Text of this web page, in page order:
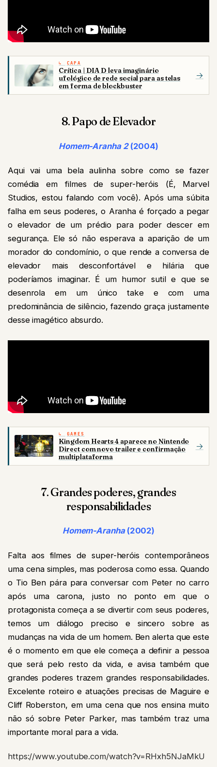
CAPA
Crítica | DIA D leva imaginário
ufológico de rede social para as telas
em forma de blockbuster
→
8. Papo de Elevador
Homem-Aranha 2(2004)
Aqui vai uma bela aulinha sobre como se fazer
comédia em filmes de super-heróis (É, Marvel
Studios, estou falando com você). Após uma súbita
falha em seus poderes, o Aranha é forçado a pegar
o elevador de um prédio para poder descer em
segurança. Ele só não esperava a aparição de um
morador do condomínio, o que rende a conversa de
elevador mais desconfortável e hilária que
poderíamos imaginar. É um humor sutil e que se
desenrola em um único take e com uma
predominância de silêncio, fazendo graça justamente
desse imagético absurdo.
GAMES
Kingdom Hearts 4 aparece no Nintendo
Direct com novo trailer e confirmação
multiplataforma
→
7. Grandes poderes, grandes
responsabilidades
Homem-Aranha(2002)
Falta aos filmes de super-heróis contemporâneos
uma cena simples, mas poderosa como essa. Quando
o Tio Ben pára para conversar com Peter no carro
após uma carona, justo no ponto em que o
protagonista começa a se divertir com seus poderes,
temos um diálogo preciso e sincero sobre as
mudanças na vida de um homem. Ben alerta que este
é o momento em que ele começa a definir a pessoa
que será pelo resto da vida, e avisa também que
grandes poderes trazem grandes responsabilidades.
Excelente roteiro e atuações precisas de Maguire e
Cliff Roberston, em uma cena que nos ensina muito
não só sobre Peter Parker, mas também traz uma
importante moral para a vida.
https://www.youtube.com/watch?v=RHxh5NJaMkU